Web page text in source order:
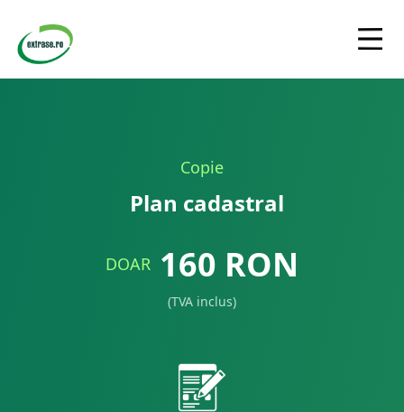
Copie
Plan cadastral
DOAR 160 RON
(TVA inclus)